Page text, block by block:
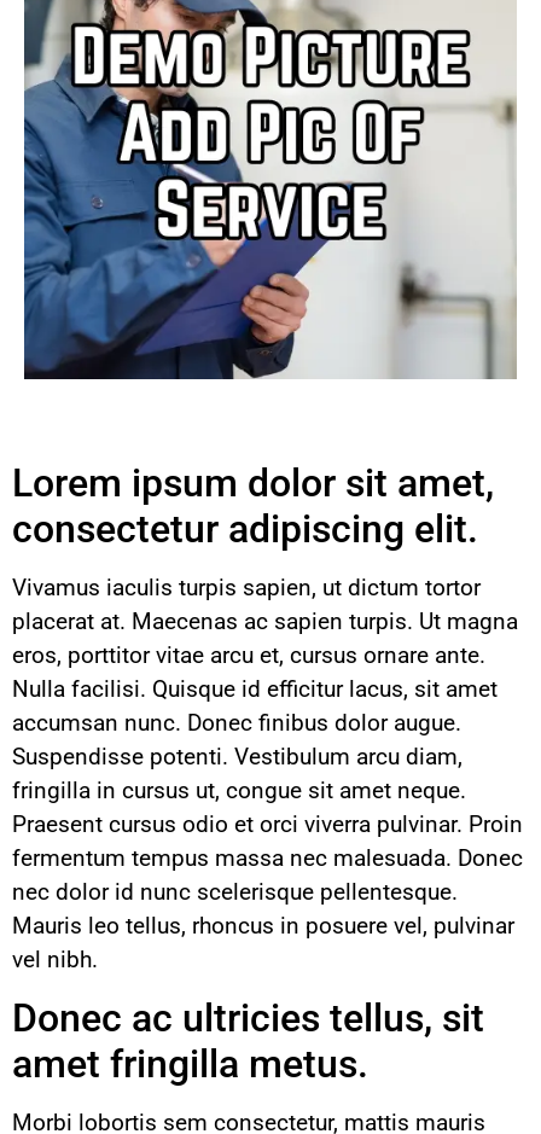
Lorem ipsum dolor sit amet,
consectetur adipiscing elit.
Vivamus iaculis turpis sapien, ut dictum tortor
placerat at. Maecenas ac sapien turpis. Ut magna
eros, porttitor vitae arcu et, cursus ornare ante.
Nulla facilisi. Quisque id efficitur lacus, sit amet
accumsan nunc. Donec finibus dolor augue.
Suspendisse potenti. Vestibulum arcu diam,
fringilla in cursus ut, congue sit amet neque.
Praesent cursus odio et orci viverra pulvinar. Proin
fermentum tempus massa nec malesuada. Donec
nec dolor id nunc scelerisque pellentesque.
Mauris leo tellus, rhoncus in posuere vel, pulvinar
vel nibh.
Donec ac ultricies tellus, sit
amet fringilla metus.
Morbi lobortis sem consectetur, mattis mauris